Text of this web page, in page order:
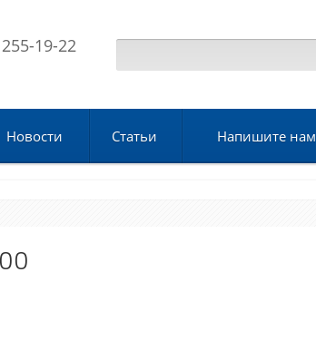
19-22
Новости Статьи Напишите нам